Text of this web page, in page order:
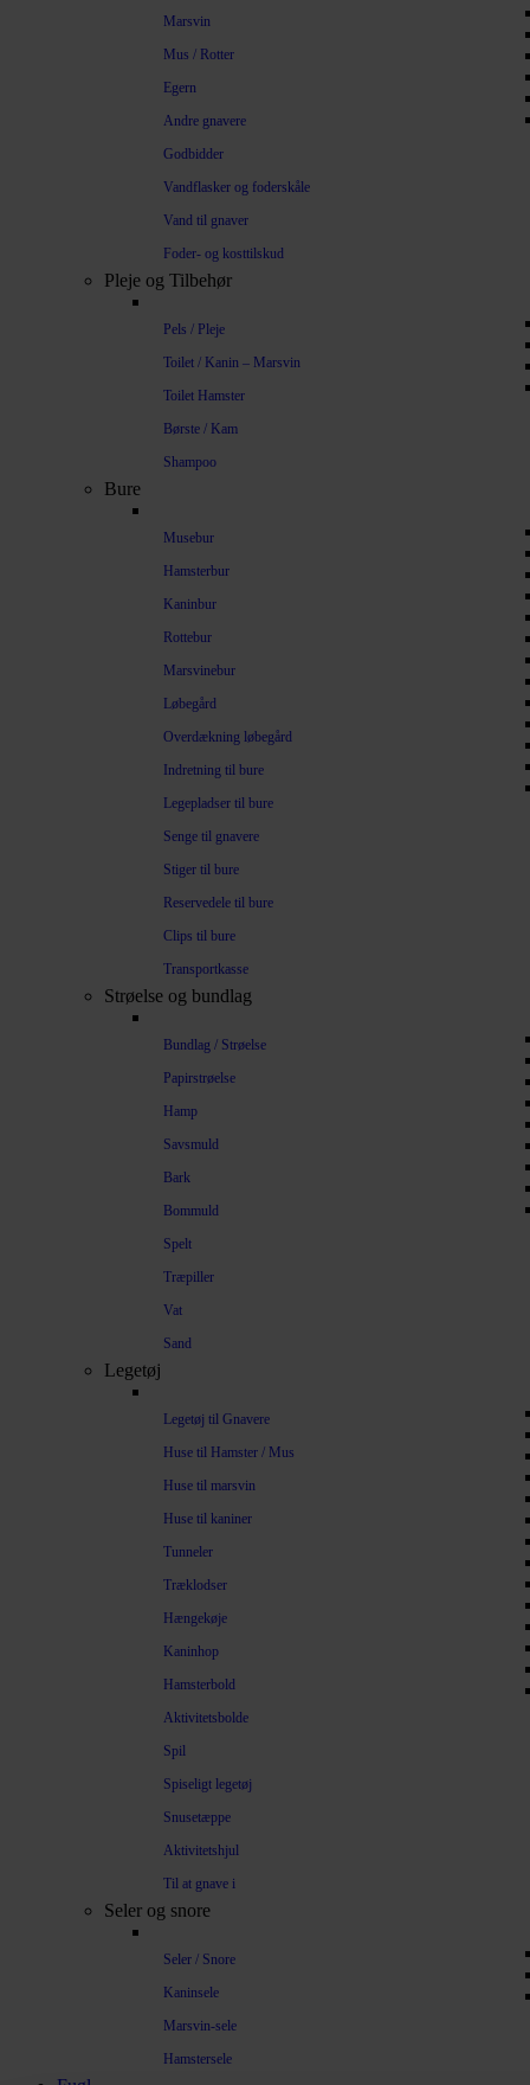
Marsvin
Mus / Rotter
Egern
Andre gnavere
Godbidder
Vandflasker og foderskåle
Vand til gnaver
Foder- og kosttilskud
Pleje og Tilbehør
Pels / Pleje
Toilet / Kanin – Marsvin
Toilet Hamster
Børste / Kam
Shampoo
Bure
Musebur
Hamsterbur
Kaninbur
Rottebur
Marsvinebur
Løbegård
Overdækning løbegård
Indretning til bure
Legepladser til bure
Senge til gnavere
Stiger til bure
Reservedele til bure
Clips til bure
Transportkasse
Strøelse og bundlag
Bundlag / Strøelse
Papirstrøelse
Hamp
Savsmuld
Bark
Bommuld
Spelt
Træpiller
Vat
Sand
Legetøj
Legetøj til Gnavere
Huse til Hamster / Mus
Huse til marsvin
Huse til kaniner
Tunneler
Træklodser
Hængekøje
Kaninhop
Hamsterbold
Aktivitetsbolde
Spil
Spiseligt legetøj
Snusetæppe
Aktivitetshjul
Til at gnave i
Seler og snore
Seler / Snore
Kaninsele
Marsvin-sele
Hamstersele